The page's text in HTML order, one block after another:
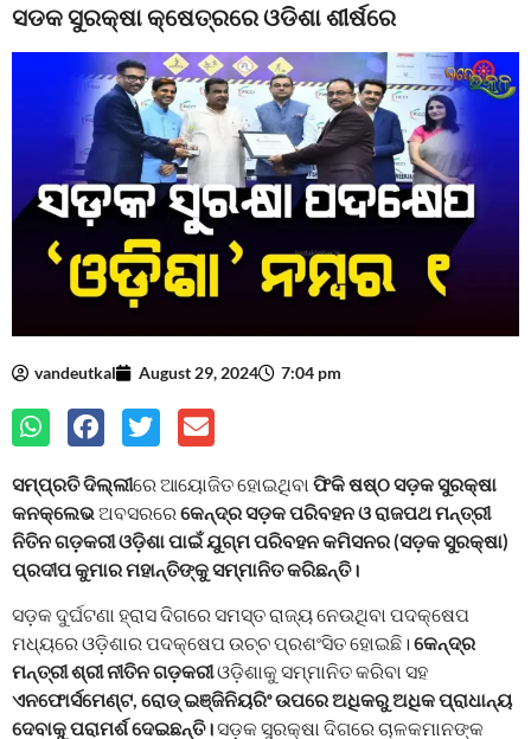
ସଡକ ସୁରକ୍ଷା କ୍ଷେତ୍ରରେ ଓଡିଶା ଶୀର୍ଷରେ
vandeutkal August 29, 2024 7:04 pm
ସମ୍ପ୍ରତି ଦିଲ୍ଲୀରେ ଆୟୋଜିତ ହୋଇଥିବା ଫିକି ଷଷ୍ଠ ସଡ଼କ ସୁରକ୍ଷା
କନକ୍ଲେଭ ଅବସରରେ କେନ୍ଦ୍ର ସଡ଼କ ପରିବହନ ଓ ରାଜପଥ ମନ୍ତ୍ରୀ
ନିତିନ ଗଡ଼କରୀ ଓଡ଼ିଶା ପାଇଁ ଯୁଗ୍ମ ପରିବହନ କମିସନର (ସଡ଼କ ସୁରକ୍ଷା)
ପ୍ରଦୀପ କୁମାର ମହାନ୍ତିଙ୍କୁ ସମ୍ମାନିତ କରିଛନ୍ତି।
ସଡ଼କ ଦୁର୍ଘଟଣା ହ୍ରାସ ଦିଗରେ ସମସ୍ତ ରାଜ୍ୟ ନେଉଥିବା ପଦକ୍ଷେପ
ମଧ୍ୟରେ ଓଡ଼ିଶାର ପଦକ୍ଷେପ ଉଚ୍ଚ ପ୍ରଶଂସିତ ହୋଇଛି। କେନ୍ଦ୍ର
ମନ୍ତ୍ରୀ ଶ୍ରୀ ନୀତିନ ଗଡ଼କରୀଓଡ଼ିଶାକୁ ସମ୍ମାନିତ କରିବା ସହ
ଏନଫୋର୍ସମେଣ୍ଟ, ରୋଡ୍‌ ଇଞ୍ଜିନିୟରିଂ ଉପରେ ଅଧିକରୁ ଅଧିକ ପ୍ରାଧାନ୍ୟ
ଦେବାକୁ ପରାମର୍ଶ ଦେଇଛନ୍ତି।ସଡ଼କ ସୁରକ୍ଷା ଦିଗରେ ଚାଳକମାନଙ୍କ